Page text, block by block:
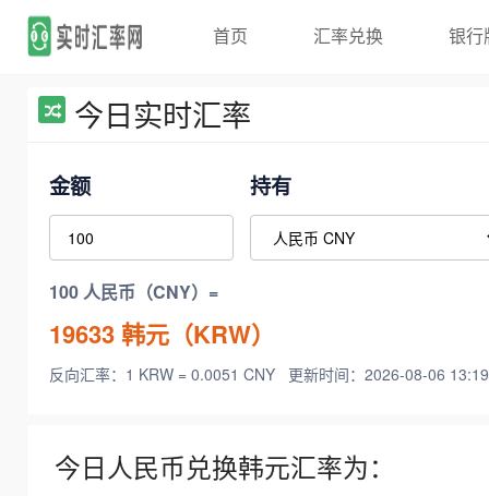
首页 汇率兑换 银行
今日实时汇率
金额 持有
100 人民币（CNY）=
19633韩元（KRW）
反向汇率：1 KRW = 0.0051 CNY 更新时间：2026-08-06
今日人民币兑换韩元汇率为：